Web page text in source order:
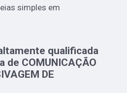
simples em
qualificada
de COMUNICAÇÃO
DE